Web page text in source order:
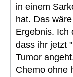
in einem
hat. Das
Ergebnis. Ich
dass ihr jetzt
Tumor
Chemo ohne